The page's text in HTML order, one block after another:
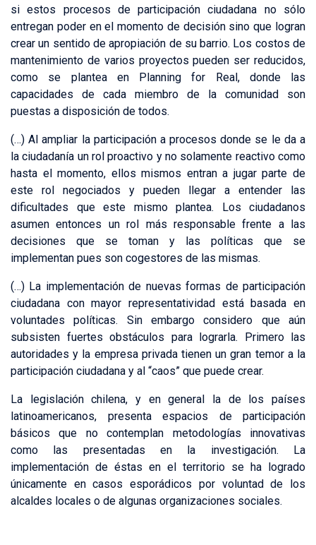
si estos procesos de participación ciudadana no sólo
entregan poder en el momento de decisión sino que logran
crear un sentido de apropiación de su barrio. Los costos de
mantenimiento de varios proyectos pueden ser reducidos,
como se plantea en Planning for Real, donde las
capacidades de cada miembro de la comunidad son
puestas a disposición de todos.
(…) Al ampliar la participación a procesos donde se le da a
la ciudadanía un rol proactivo y no solamente reactivo como
hasta el momento, ellos mismos entran a jugar parte de
este rol negociados y pueden llegar a entender las
dificultades que este mismo plantea. Los ciudadanos
asumen entonces un rol más responsable frente a las
decisiones que se toman y las políticas que se
implementan pues son cogestores de las mismas.
(…) La implementación de nuevas formas de participación
ciudadana con mayor representatividad está basada en
voluntades políticas. Sin embargo considero que aún
subsisten fuertes obstáculos para lograrla. Primero las
autoridades y la empresa privada tienen un gran temor a la
participación ciudadana y al “caos” que puede crear.
La legislación chilena, y en general la de los países
latinoamericanos, presenta espacios de participación
básicos que no contemplan metodologías innovativas
como las presentadas en la investigación. La
implementación de éstas en el territorio se ha logrado
únicamente en casos esporádicos por voluntad de los
alcaldes locales o de algunas organizaciones sociales.